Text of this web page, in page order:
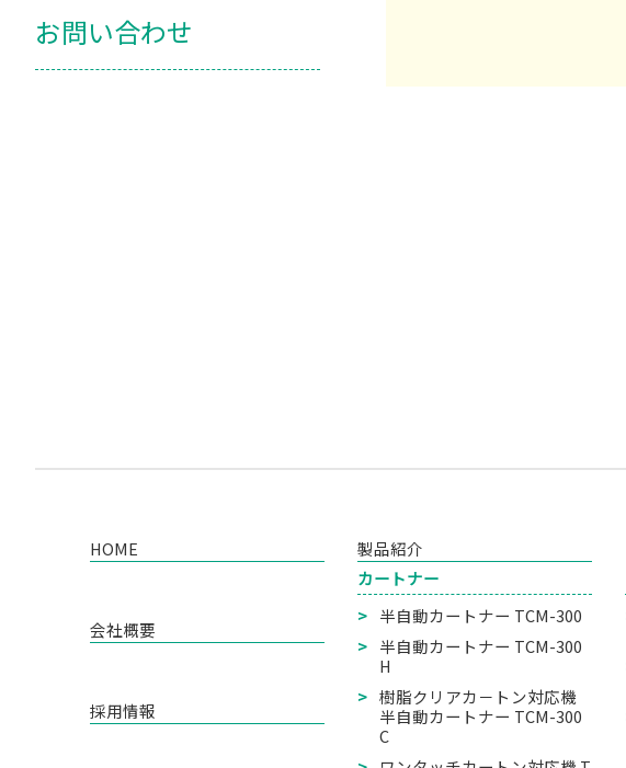
お問い合わせ
HOME
会社概要
採用情報
製品紹介
カートナー
半自動カートナー TCM-300
半自動カートナー TCM-300
H
樹脂クリアカ－トン対応機
半自動カートナー TCM-300
C